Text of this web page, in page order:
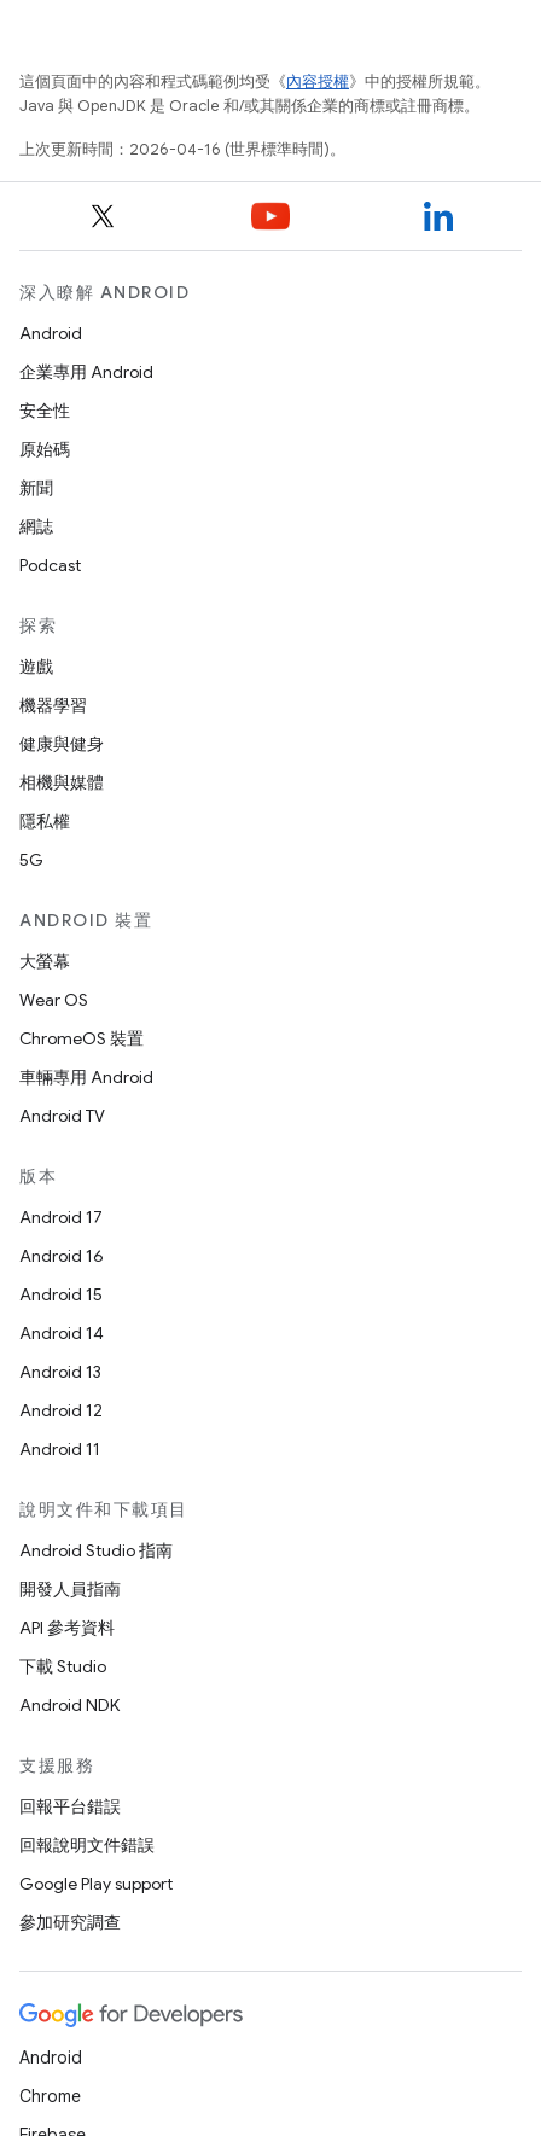
這個頁面中的內容和程式碼範例均受《內容授權》中的授權所規範。
Java 與 OpenJDK 是 Oracle 和/或其關係企業的商標或註冊商標。
上次更新時間：2026-04-16 (世界標準時間)。
深入瞭解 ANDROID
Android
企業專用 Android
安全性
原始碼
新聞
網誌
Podcast
探索
遊戲
機器學習
健康與健身
相機與媒體
隱私權
5G
ANDROID 裝置
大螢幕
Wear OS
ChromeOS 裝置
車輛專用 Android
Android TV
版本
Android 17
Android 16
Android 15
Android 14
Android 13
Android 12
Android 11
說明文件和下載項目
Android Studio 指南
開發人員指南
API 參考資料
下載 Studio
Android NDK
支援服務
回報平台錯誤
回報說明文件錯誤
Google Play support
參加研究調查
Android
Chrome